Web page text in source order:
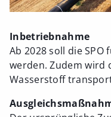
Inbetriebnahme
Ab 2028 soll die
werden. Zudem wird
Wasserstoff